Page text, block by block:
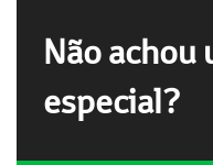
Não achou
especial?